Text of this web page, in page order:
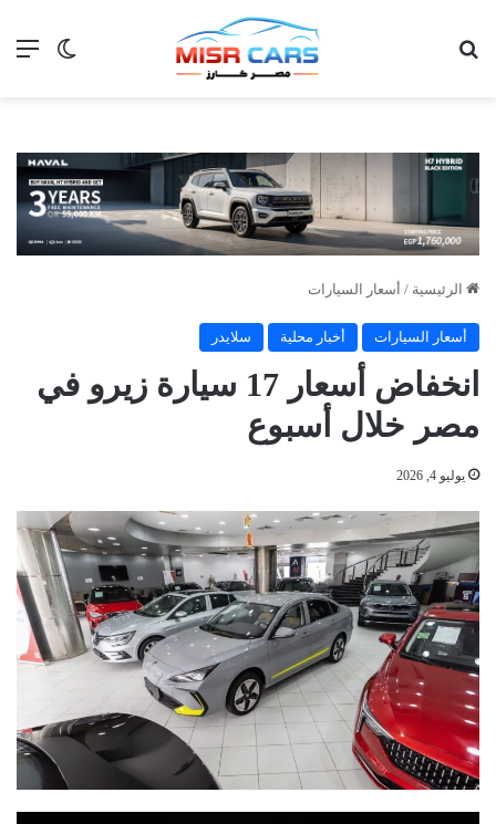
الوضع
الرئيسية / أسعار السيارات
أسعار السيارات أخبار محلية سلايدر
انخفاض أسعار 17 سيارة زيرو في
مصر خلال أسبوع
يوليو 4, 2026